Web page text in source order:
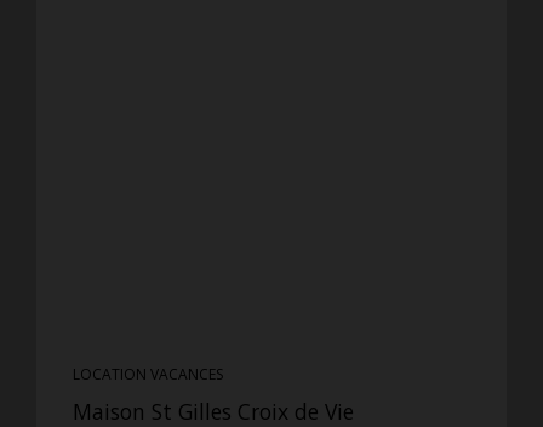
LOCATION VACANCES
Maison St Gilles Croix de Vie